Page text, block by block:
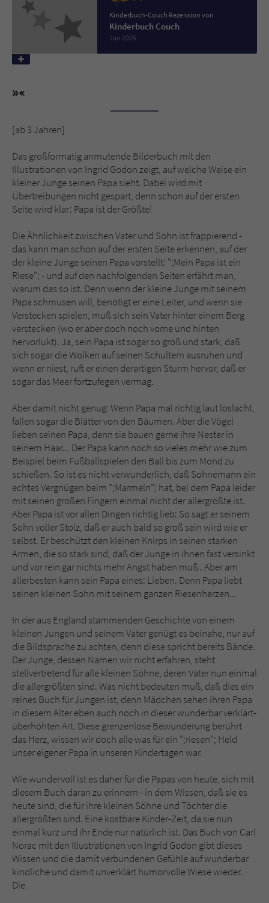
Kinderbuch-Couch Rezension von
Kinderbuch Couch
Jan 2005
[ab 3 Jahren]
Das großformatig anmutende Bilderbuch mit den
Illustrationen von Ingrid Godon zeigt, auf welche Weise ein
kleiner Junge seinen Papa sieht. Dabei wird mit
Übertreibungen nicht gespart, denn schon auf der ersten
Seite wird klar: Papa ist der Größte!
Die Ähnlichkeit zwischen Vater und Sohn ist frappierend -
das kann man schon auf der ersten Seite erkennen, auf der
der kleine Junge seinen Papa vorstellt: ";Mein Papa ist ein
Riese"; - und auf den nachfolgenden Seiten erfährt man,
warum das so ist. Denn wenn der kleine Junge mit seinem
Papa schmusen will, benötigt er eine Leiter, und wenn sie
Verstecken spielen, muß sich sein Vater hinter einem Berg
verstecken (wo er aber doch noch vorne und hinten
hervorlukt). Ja, sein Papa ist sogar so groß und stark, daß
sich sogar die Wolken auf seinen Schultern ausruhen und
wenn er niest, ruft er einen derartigen Sturm hervor, daß er
sogar das Meer fortzufegen vermag.
Aber damit nicht genug: Wenn Papa mal richtig laut loslacht,
fallen sogar die Blätter von den Bäumen. Aber die Vögel
lieben seinen Papa, denn sie bauen gerne ihre Nester in
seinem Haar... Der Papa kann noch so vieles mehr wie zum
Beispiel beim Fußballspielen den Ball bis zum Mond zu
schießen. So ist es nicht verwunderlich, daß Sohnemann ein
echtes Vergnügen beim ";Marmeln"; hat, bei dem Papa leider
mit seinen großen Fingern einmal nicht der allergrößte ist.
Aber Papa ist vor allen Dingen richtig lieb: So sagt er seinem
Sohn voller Stolz, daß er auch bald so groß sein wird wie er
selbst. Er beschützt den kleinen Knirps in seinen starken
Armen, die so stark sind, daß der Junge in ihnen fast versinkt
und vor rein gar nichts mehr Angst haben muß . Aber am
allerbesten kann sein Papa eines: Lieben. Denn Papa liebt
seinen kleinen Sohn mit seinem ganzen Riesenherzen...
In der aus England stammenden Geschichte von einem
kleinen Jungen und seinem Vater genügt es beinahe, nur auf
die Bildsprache zu achten, denn diese spricht bereits Bände.
Der Junge, dessen Namen wir nicht erfahren, steht
stellvertretend für alle kleinen Söhne, deren Väter nun einmal
die allergrößten sind. Was nicht bedeuten muß, daß dies ein
reines Buch für Jungen ist, denn Mädchen sehen ihren Papa
in diesem Alter eben auch noch in dieser wunderbar verklärt-
überhöhten Art. Diese grenzenlose Bewunderung berührt
das Herz, wissen wir doch alle was für ein ";riesen"; Held
unser eigener Papa in unseren Kindertagen war.
Wie wundervoll ist es daher für die Papas von heute, sich mit
diesem Buch daran zu erinnern - in dem Wissen, daß sie es
heute sind, die für ihre kleinen Söhne und Töchter die
allergrößten sind. Eine kostbare Kinder-Zeit, da sie nun
einmal kurz und ihr Ende nur natürlich ist. Das Buch von Carl
Norac mit den Illustrationen von Ingrid Godon gibt dieses
Wissen und die damit verbundenen Gefühle auf wunderbar
kindliche und damit unverklärt humorvolle Wiese wieder.
Die
tx_pwcomments_ahash
Anbieter Literatur-Couch Medien GmbH & Co. KG
Cookie für Kommentare einzelner Buchtitel
Name fe_typo_user
Anbieter Literatur-Couch Medien GmbH & Co. KG
Laufzeit Session
Zweck
Dieses Cookie gewährleistet die
Kommunikation der Webseite mit dem
Benutzer. Es wird benötigt um z. B. den
Sicherheitscode des Kontaktformulars zu
überprüfen.